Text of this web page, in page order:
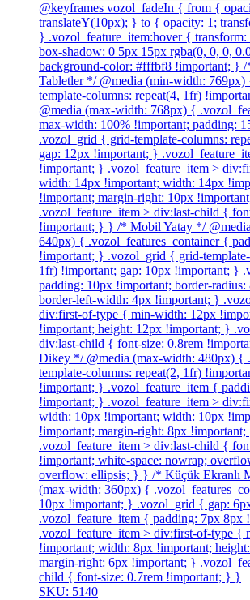
@keyframes vozol_fadeIn { from {
translateY(10px); } to { opacity: 1;
} .vozol_feature_item:hover { transform:
box-shadow: 0 5px 15px rgba(0, 0, 0,
background-color: #fffbf8 !important; }
Tabletler */ @media (min-width:
template-columns: repeat(4, 1fr)
@media (max-width: 768px) {
max-width: 100% !important; padding:
.vozol_grid { grid-template-columns:
gap: 12px !important; }
!important; } .vozol_feature_item >
width: 14px !important; width: 14px
!important; margin-right: 10px
.vozol_feature_item > div:last-child {
!important; } } /* Mobil Yatay */
640px) { .vozol_features_container {
!important; } .vozol_grid { grid-template-
1fr) !important; gap: 10px !important; }
padding: 10px !important; border-
border-left-width: 4px !important; }
div:first-of-type { min-width: 12px
!important; height: 12px !important; }
div:last-child { font-size: 0.8rem
Dikey */ @media (max-width: 480px) {
template-columns: repeat(2, 1fr)
!important; } .vozol_feature_item {
!important; } .vozol_feature_item >
width: 10px !important; width: 10px
!important; margin-right: 8px !important;
.vozol_feature_item > div:last-child {
!important; white-space: nowrap;
overflow: ellipsis; } } /* Küçük Ekranlı
(max-width: 360px) {
10px !important; } .vozol_grid { gap:
.vozol_feature_item { padding: 7px 8px
.vozol_feature_item > div:first-of-type {
!important; width: 8px !important;
margin-right: 6px !important; }
child { font-size: 0.7rem !important; } }
SKU: 5140